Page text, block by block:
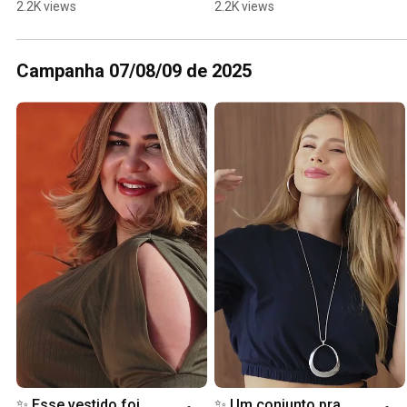
2.2K views 2.2K views
Campanha 07/08/09 de 2025